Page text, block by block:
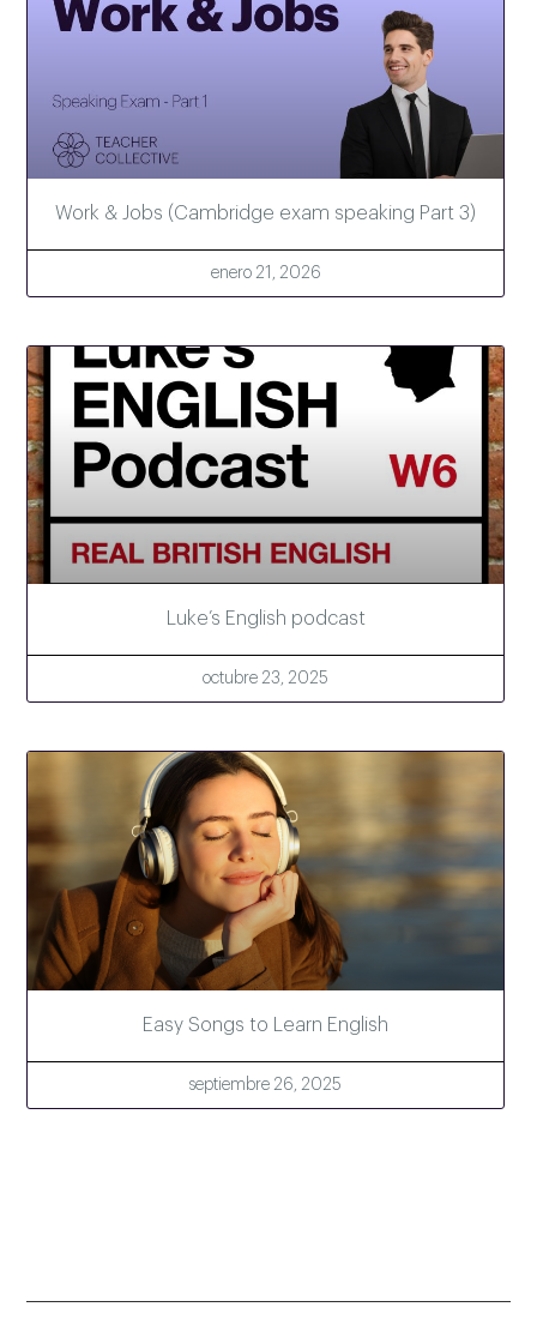
Work & Jobs (Cambridge exam speaking Part 3)
enero 21, 2026
Luke’s English podcast
octubre 23, 2025
Easy Songs to Learn English
septiembre 26, 2025